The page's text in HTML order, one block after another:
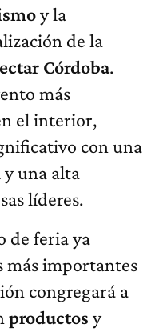
y la
de la
Córdoba.
más
el interior,
con una
una alta
líderes.
de feria ya
más importantes
congregará a
productos y